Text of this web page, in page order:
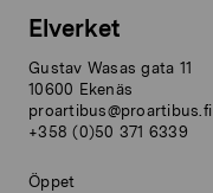
Elverket
Gustav Wasas gata 11
10600 Ekenäs
proartibus@proartibus.fi
+358 (0)50 371 6339
Öppet